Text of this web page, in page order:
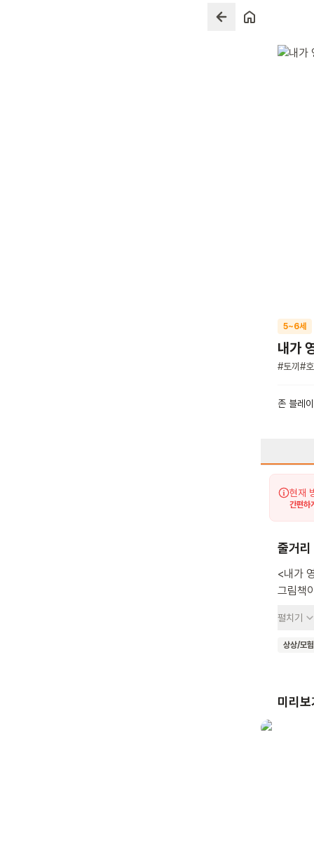
5~6세
내가
#토끼 #
존 블레
현재
간편하
줄거리
<내가
그림책
닮아있
다르
펼치기
상상/모험
미리보